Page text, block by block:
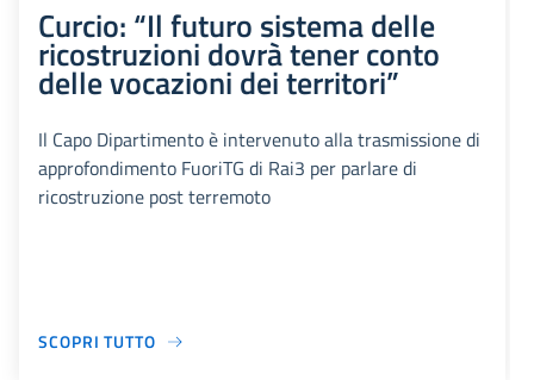
Curcio: “Il futuro sistema delle
ricostruzioni dovrà tener conto
delle vocazioni dei territori”
Il Capo Dipartimento è intervenuto alla trasmissione di
approfondimento FuoriTG di Rai3 per parlare di
ricostruzione post terremoto
SCOPRI TUTTO